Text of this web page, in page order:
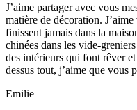
J’aime partager avec vous
matière de décoration.
finissent jamais dans la
chinées dans les vide-
des intérieurs qui font rêver
dessus tout, j’aime que vous
Emilie